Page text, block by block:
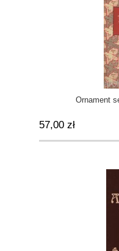
Ornament
57,00 zł